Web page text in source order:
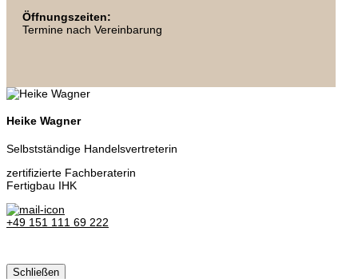
Öffnungszeiten:
Termine nach Vereinbarung
Heike Wagner
Selbstständige Handelsvertreterin
zertifizierte Fachberaterin
Fertigbau IHK
+49 151 111 69 222
Schließen